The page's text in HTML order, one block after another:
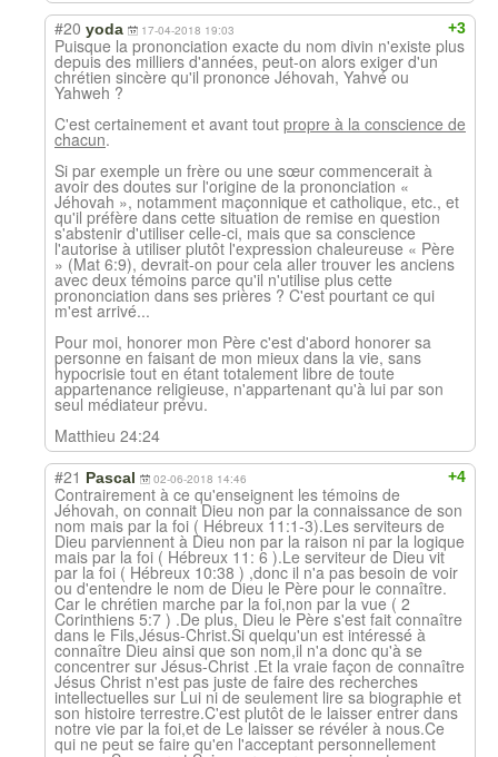
+3
#20 yoda 17-04-2018 19:03
Puisque la prononciation exacte du nom divin n'existe plus
depuis des milliers d'années, peut-on alors exiger d'un
chrétien sincère qu'il prononce Jéhovah, Yahvé ou
Yahweh ?
C'est certainement et avant tout propre à la conscience de
chacun.
Si par exemple un frère ou une sœur commencerait à
avoir des doutes sur l'origine de la prononciation «
Jéhovah », notamment maçonnique et catholique, etc., et
qu'il préfère dans cette situation de remise en question
s'abstenir d'utiliser celle-ci, mais que sa conscience
l'autorise à utiliser plutôt l'expression chaleureuse « Père
» (Mat 6:9), devrait-on pour cela aller trouver les anciens
avec deux témoins parce qu'il n'utilise plus cette
prononciation dans ses prières ? C'est pourtant ce qui
m'est arrivé...
Pour moi, honorer mon Père c'est d'abord honorer sa
personne en faisant de mon mieux dans la vie, sans
hypocrisie tout en étant totalement libre de toute
appartenance religieuse, n'appartenant qu'à lui par son
seul médiateur prévu.
Matthieu 24:24
+4
#21 Pascal 02-06-2018 14:46
Contrairement à ce qu'enseignent les témoins de
Jéhovah, on connait Dieu non par la connaissance de son
nom mais par la foi ( Hébreux 11:1-3).Les serviteurs de
Dieu parviennent à Dieu non par la raison ni par la logique
mais par la foi ( Hébreux 11: 6 ).Le serviteur de Dieu vit
par la foi ( Hébreux 10:38 ) ,donc il n'a pas besoin de voir
ou d'entendre le nom de Dieu le Père pour le connaître.
Car le chrétien marche par la foi,non par la vue ( 2
Corinthiens 5:7 ) .De plus, Dieu le Père s'est fait connaître
dans le Fils,Jésus-Christ.Si quelqu'un est intéressé à
connaître Dieu ainsi que son nom,il n'a donc qu'à se
concentrer sur Jésus-Christ .Et la vraie façon de connaître
Jésus Christ n'est pas juste de faire des recherches
intellectuelles sur Lui ni de seulement lire sa biographie et
son histoire terrestre.C'est plutôt de le laisser entrer dans
notre vie par la foi,et de Le laisser se révéler à nous.Ce
qui ne peut se faire qu'en l'acceptant personnellement